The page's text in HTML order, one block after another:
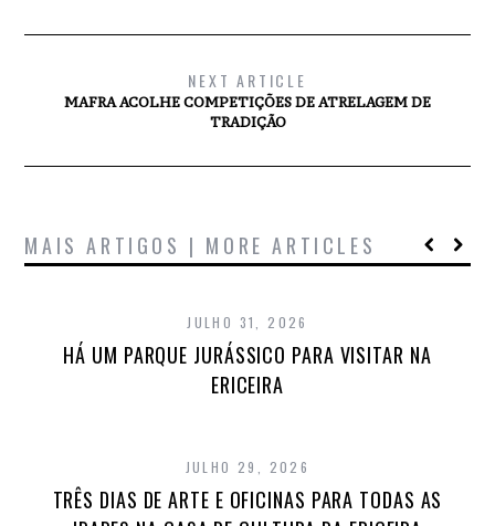
NEXT ARTICLE
MAFRA ACOLHE COMPETIÇÕES DE ATRELAGEM DE
TRADIÇÃO
MAIS ARTIGOS | MORE ARTICLES
JULHO 31, 2026
HÁ UM PARQUE JURÁSSICO PARA VISITAR NA
ERICEIRA
JULHO 29, 2026
TRÊS DIAS DE ARTE E OFICINAS PARA TODAS AS